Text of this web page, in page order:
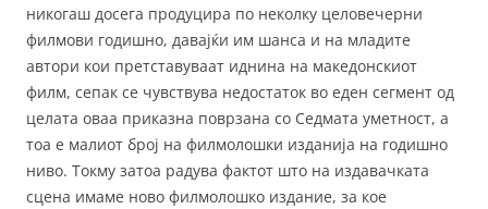
никогаш досега продуцира по неколку целовечерни
филмови годишно, давајќи им шанса и на младите
автори кои претставуваат иднина на македонскиот
филм, сепак се чувствува недостаток во еден сегмент од
целата оваа приказна поврзана со Седмата уметност, а
тоа е малиот број на филмолошки изданија на годишно
ниво. Токму затоа радува фактот што на издавачката
сцена имаме ново филмолошко издание, за кое